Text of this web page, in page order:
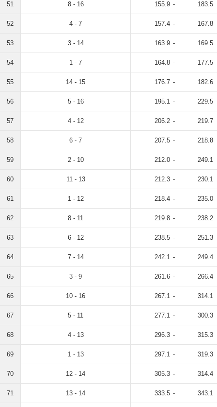
51 8 - 16 155.9 - 183.5
52 4 - 7 157.4 - 167.8
53 3 - 14 163.9 - 169.5
54 1 - 7 164.8 - 177.5
55 14 - 15 176.7 - 182.6
56 5 - 16 195.1 - 229.5
57 4 - 12 206.2 - 219.7
58 6 - 7 207.5 - 218.8
59 2 - 10 212.0 - 249.1
60 11 - 13 212.3 - 230.1
61 1 - 12 218.4 - 235.0
62 8 - 11 219.8 - 238.2
63 6 - 12 238.5 - 251.3
64 7 - 14 242.1 - 249.4
65 3 - 9 261.6 - 266.4
66 10 - 16 267.1 - 314.1
67 5 - 11 277.1 - 300.3
68 4 - 13 296.3 - 315.3
69 1 - 13 297.1 - 319.3
70 12 - 14 305.3 - 314.4
71 13 - 14 333.5 - 343.1